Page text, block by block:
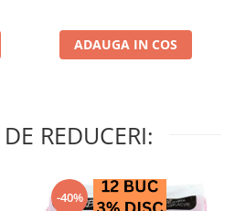
ADAUGA IN COS
REDUCERI:
-40%